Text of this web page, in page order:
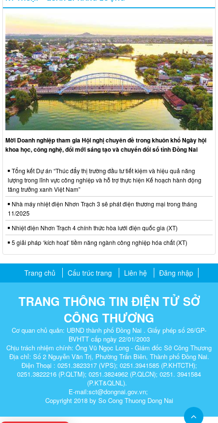
Mời Doanh nghiệp tham gia Hội nghị chuyên đề trong khuôn khổ Ngày hội
khoa học, công nghệ, đổi mới sáng tạo và chuyển đổi số tỉnh Đồng Nai
Tổng kết Dự án “Thúc đẩy thị trường đầu tư tiết kiệm và hiệu quả năng
lượng trong lĩnh vực công nghiệp và hỗ trợ thực hiện Kế hoạch hành động
tăng trưởng xanh Việt Nam”
Nhà máy nhiệt điện Nhơn Trạch 3 sẽ phát điện thương mại trong tháng
11/2025
Nhiệt điện Nhơn Trạch 4 chính thức hòa lưới điện quốc gia (XT)
5 giải pháp ‘kích hoạt’ tiềm năng ngành công nghiệp hóa chất (XT)
Trang chủ Cấu trúc trang Liên hệ Đăng nhập
TRANG THÔNG TIN ĐIỆN TỬ SỞ
CÔNG THƯƠNG
Cơ quan chủ quản: UBND thành phố Đồng Nai . Giấy phép số 26/GP-
BVHTT cấp ngày 22/01/2003
Chịu trách nhiệm chính: Ông Vũ Ngọc Long - Giám đốc Sở Công Thương
Địa chỉ: Số 2 Nguyễn Văn Trị, Phường Trấn Biên, Thành phố Đồng Nai.
Điện Thoại : 0251.3823317 (VPS); 0251.3941585 (P.KHTCTH);
0251.3822216 (P.QLTM); 0251.3824962 (P.QLCN); 0251. 3941584
(P.KT&QLNL).
E-mail:sct@dongnai.gov.vn;
Copyright 2018 by So Cong Thuong Dong Nai​